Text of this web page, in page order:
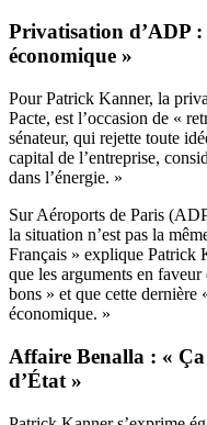
Privatisation d’ADP
économique »
Pour Patrick Kanner, la
Pacte, est l’occasion de «
sénateur, qui rejette toute
capital de l’entreprise,
dans l’énergie. »
Sur Aéroports de Paris
la situation n’est pas la
Français » explique Patrick
que les arguments en
bons » et que cette dernière
économique. »
Affaire Benalla : «
d’État »